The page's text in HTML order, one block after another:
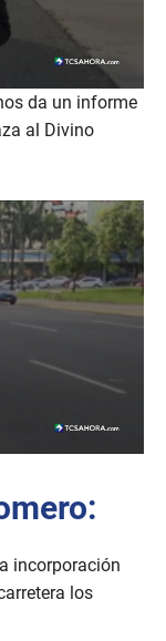
da un informe
al Divino
incorporación
los